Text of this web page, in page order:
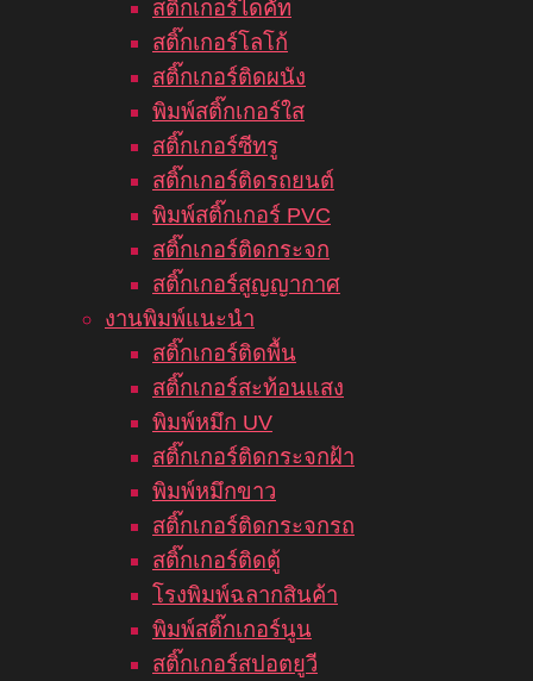
สติ๊กเกอร์ไดคัท
สติ๊กเกอร์โลโก้
สติ๊กเกอร์ติดผนัง
พิมพ์สติ๊กเกอร์ใส
สติ๊กเกอร์ซีทรู
สติ๊กเกอร์ติดรถยนต์
พิมพ์สติ๊กเกอร์ PVC
สติ๊กเกอร์ติดกระจก
สติ๊กเกอร์สูญญากาศ
งานพิมพ์แนะนำ
สติ๊กเกอร์ติดพื้น
สติ๊กเกอร์สะท้อนแสง
พิมพ์หมึก UV
สติ๊กเกอร์ติดกระจกฝ้า
พิมพ์หมึกขาว
สติ๊กเกอร์ติดกระจกรถ
สติ๊กเกอร์ติดตู้
โรงพิมพ์ฉลากสินค้า
พิมพ์สติ๊กเกอร์นูน
สติ๊กเกอร์สปอตยูวี